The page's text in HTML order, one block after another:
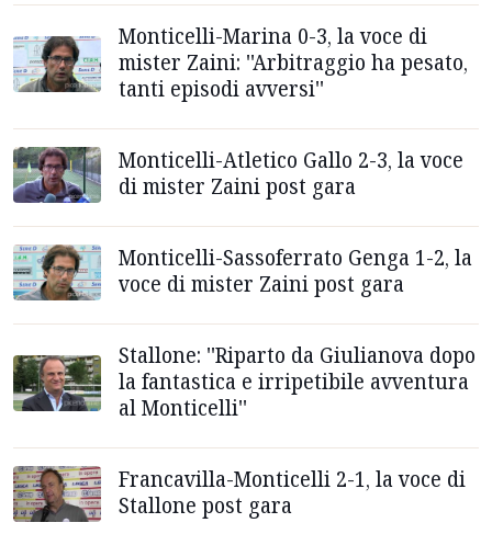
Monticelli-Marina 0-3, la voce di
mister Zaini: ''Arbitraggio ha pesato,
tanti episodi avversi''
Monticelli-Atletico Gallo 2-3, la voce
di mister Zaini post gara
Monticelli-Sassoferrato Genga 1-2, la
voce di mister Zaini post gara
Stallone: ''Riparto da Giulianova dopo
la fantastica e irripetibile avventura
al Monticelli''
Francavilla-Monticelli 2-1, la voce di
Stallone post gara